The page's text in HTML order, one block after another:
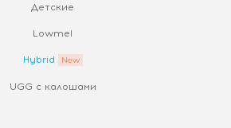
Детские
Lowmel
Hybrid
UGG с калошами